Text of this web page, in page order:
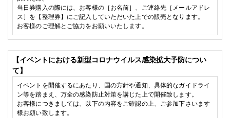
当日券購入の際には、お客様の［お名前］、ご連絡先［メールアドレ
ス］を【整理券】にご記入していただいた上での販売となります。
お客様のご理解とご協力をお願いいたします。
【イベントにおける新型コロナウイルス感染拡大予防につい
て】
イベントを開催するにあたり、国の方針や通知、具体的なガイドライ
ン等を踏まえ、万全の感染防止対策を講じた上で開催致します。
お客様につきましては、以下の内容をご確認の上、ご参加下さいます
様お願い致します。